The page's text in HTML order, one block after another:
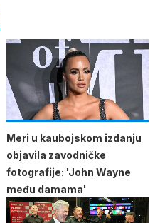
Meri u kaubojskom izdanju
objavila zavodničke
fotografije: 'John Wayne
među damama'